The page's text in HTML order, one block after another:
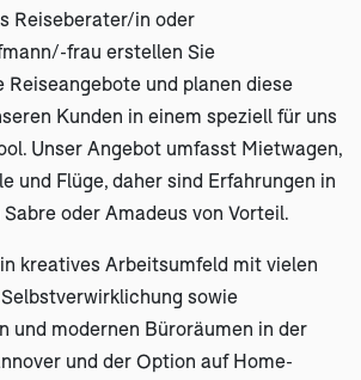
Reiseberater/in oder
frau erstellen Sie
Reiseangebote und planen diese
Kunden in einem speziell für uns
Unser Angebot umfasst Mietwagen,
und Flüge, daher sind Erfahrungen in
oder Amadeus von Vorteil.
kreatives Arbeitsumfeld mit vielen
sowie
und modernen Büroräumen in der
und der Option auf Home-